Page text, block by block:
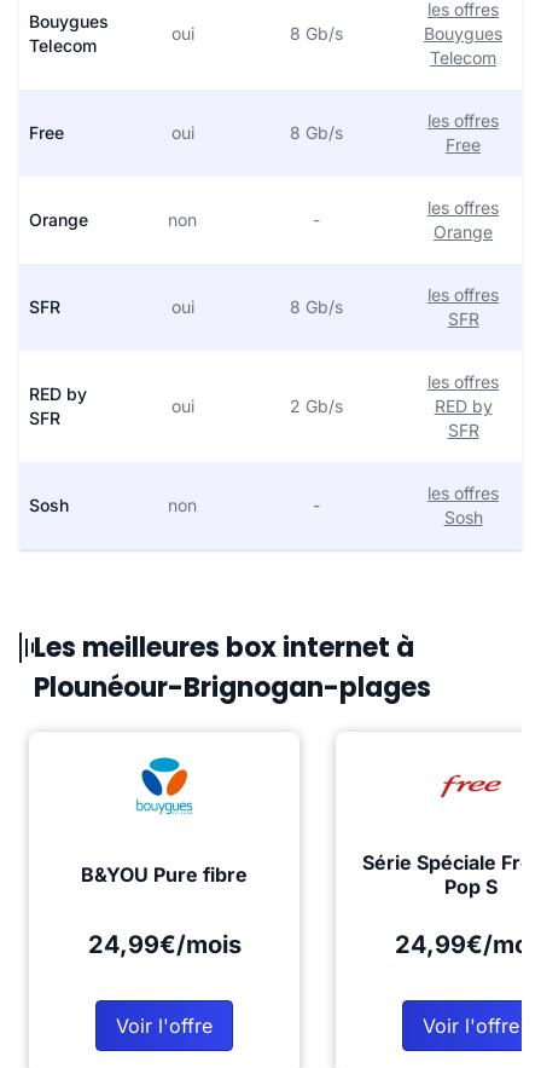
Bouygues
Telecom
oui 8 Gb/s
les offres
Bouygues
Telecom
Free oui 8 Gb/s
les offres
Free
Orange non -
les offres
Orange
SFR oui 8 Gb/s
les offres
SFR
RED by
SFR
oui 2 Gb/s
les offres
RED by
SFR
Sosh non -
les offres
Sosh
Les meilleures box internet à
Plounéour-Brignogan-plages
B&YOU Pure fibre
24,99€/mois
Voir l'offre
Série Spéciale
Pop S
24,99€/
Voir l'offre